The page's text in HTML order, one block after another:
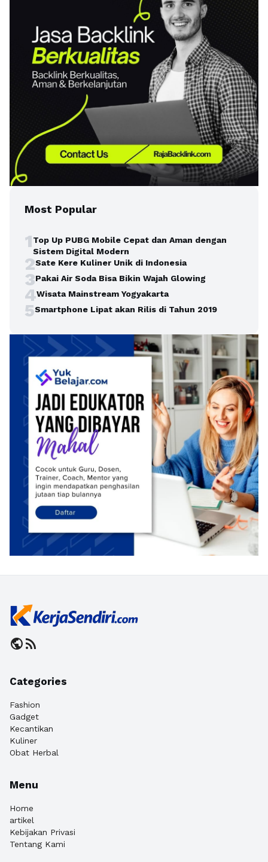
Most Popular
1Top Up PUBG Mobile Cepat dan Aman dengan
Sistem Digital Modern
2Sate Kere Kuliner Unik di Indonesia
3Pakai Air Soda Bisa Bikin Wajah Glowing
4Wisata Mainstream Yogyakarta
5Smartphone Lipat akan Rilis di Tahun 2019
publicrss_feed
Categories
Fashion
Gadget
Kecantikan
Kuliner
Obat Herbal
Menu
Home
artikel
Kebijakan Privasi
Tentang Kami